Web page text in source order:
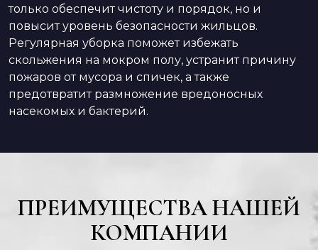
только обеспечит чистоту и порядок, но и
повысит уровень безопасности жильцов.
Регулярная уборка поможет избежать
скольжения на мокром полу, устранит причину
пожаров от мусора и спичек, а также
предотвратит размножение вредоносных
насекомых и бактерий.
ПРЕИМУЩЕСТВА НАШЕЙ
КОМПАНИИ